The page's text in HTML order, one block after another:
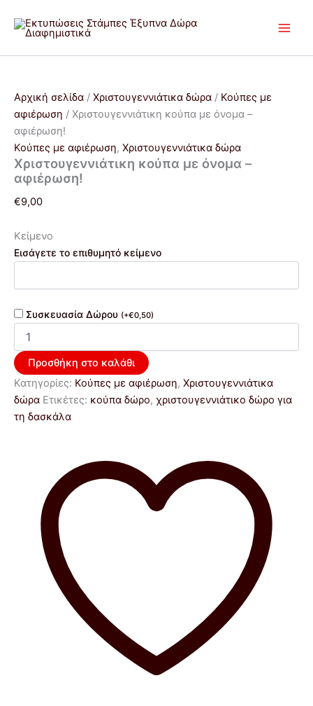
στο
περιεχόμενο
Αρχική σελίδα / Χριστουγεννιάτικα δώρα / Κούπες με
αφιέρωση / Xριστουγεννιάτικη κούπα με όνομα –
αφιέρωση!
Κούπες με αφιέρωση, Χριστουγεννιάτικα δώρα
Xριστουγεννιάτικη κούπα με όνομα –
αφιέρωση!
€9,00
Κείμενο
Εισάγετε το επιθυμητό κείμενο
Συσκευασία Δώρου (+€0,50)
κούπα
ποσότητα
Προσθήκη στο καλάθι
Κατηγορίες: Κούπες με αφιέρωση, Χριστουγεννιάτικα
δώρα Ετικέτες: κούπα δώρο, χριστουγεννιάτικο δώρο για
τη δασκάλα
range:
through
το
έχει
παραλλαγές.
μπορούν
να
range:
through
το
έχει
παραλλαγές.
μπορούν
να